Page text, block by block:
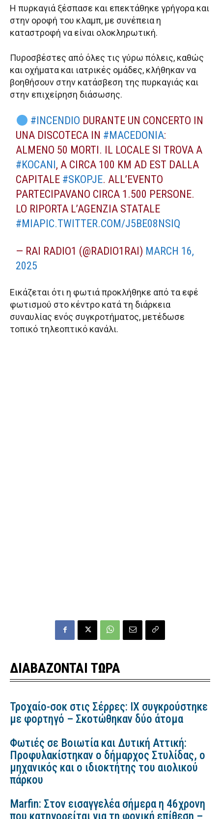
Η πυρκαγιά ξέσπασε και επεκτάθηκε γρήγορα και
στην οροφή του κλαμπ, με συνέπεια η
καταστροφή να είναι ολοκληρωτική.
Πυροσβέστες από όλες τις γύρω πόλεις, καθώς
και οχήματα και ιατρικές ομάδες, κλήθηκαν να
βοηθήσουν στην κατάσβεση της πυρκαγιάς και
στην επιχείρηση διάσωσης.
#INCENDIO DURANTE UN CONCERTO IN
UNA DISCOTECA IN #MACEDONIA:
ALMENO 50 MORTI. IL LOCALE SI TROVA A
#KOCANI , A CIRCA 100 KM AD EST DALLA
CAPITALE #SKOPJE. ALL’EVENTO
PARTECIPAVANO CIRCA 1.500 PERSONE.
LO RIPORTA L’AGENZIA STATALE
#MIAPIC.TWITTER.COM/J5BE08NSIQ
— RAI RADIO1 (@RADIO1RAI) MARCH 16,
2025
Εικάζεται ότι η φωτιά προκλήθηκε από τα εφέ
φωτισμού στο κέντρο κατά τη διάρκεια
συναυλίας ενός συγκροτήματος, μετέδωσε
τοπικό τηλεοπτικό κανάλι.
ΔΙΑΒΑΖΟΝΤΑΙ ΤΩΡΑ
Τροχαίο-σοκ στις Σέρρες: ΙΧ συγκρούστηκε
με φορτηγό – Σκοτώθηκαν δύο άτομα
Φωτιές σε Βοιωτία και Δυτική Αττική:
Προφυλακίστηκαν ο δήμαρχος Στυλίδας, ο
μηχανικός και ο ιδιοκτήτης του αιολικού
πάρκου
Marfin: Στον εισαγγελέα σήμερα η 46χρονη